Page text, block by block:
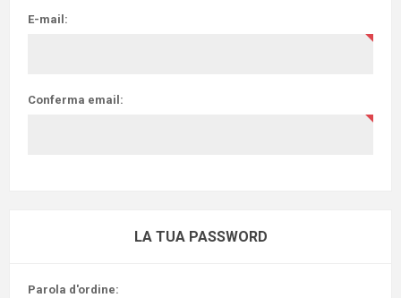
E-mail:
Conferma email:
LA TUA PASSWORD
Parola d'ordine: